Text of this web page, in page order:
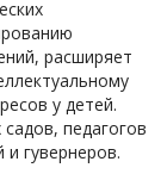
расширяет
у детей.
педагогов
гувернеров.